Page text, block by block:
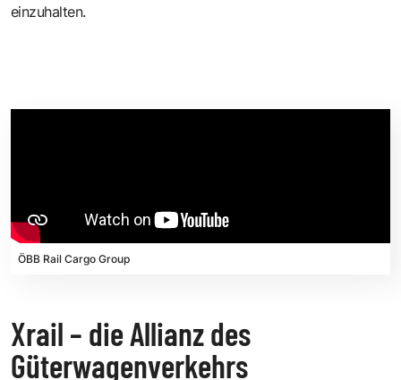
einzuhalten.
ÖBB Rail Cargo Group
Xrail – die Allianz des
Güterwagenverkehrs